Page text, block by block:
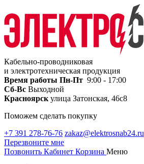
Кабельно-проводниковая
и электротехническая продукция
Время работы Пн-Пт 9:00 - 17:00
Сб-Вс Выходной
Красноярск улица Затонская, 46с8
Поможем сделать покупку
+7 391 278-76-76 zakaz@elektrosnab24.ru
Перезвоните мне
Позвонить Кабинет Корзина Меню